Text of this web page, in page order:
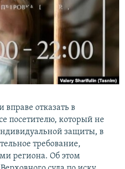
вправе отказать в
посетителю, который не
защиты, в
требование,
региона. Об этом